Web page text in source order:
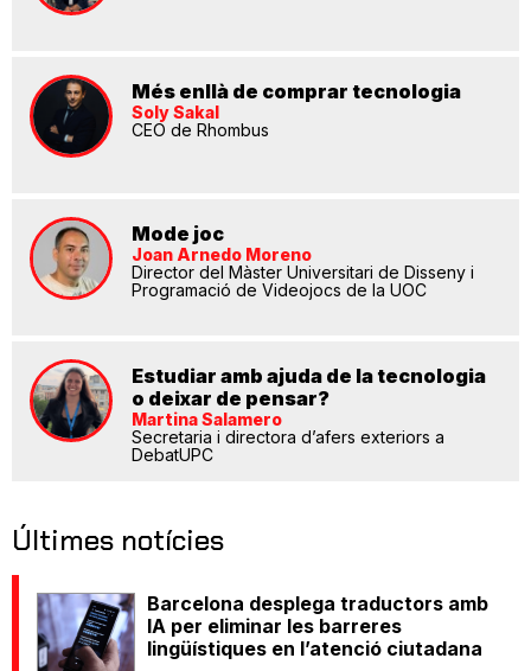
Més enllà de comprar tecnologia
Soly Sakal
CEO de Rhombus
Mode joc
Joan Arnedo Moreno
Director del Màster Universitari de Disseny i
Programació de Videojocs de la UOC
Estudiar amb ajuda de la tecnologia
o deixar de pensar?
Martina Salamero
Secretaria i directora d’afers exteriors a
DebatUPC
Últimes notícies
Barcelona desplega traductors amb
IA per eliminar les barreres
lingüístiques en l’atenció ciutadana